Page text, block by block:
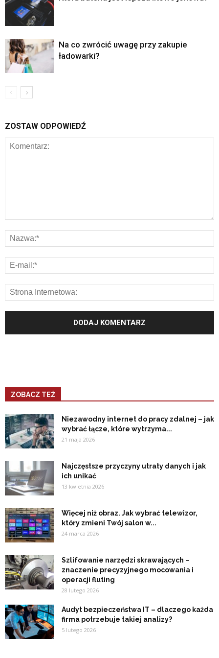
Na co zwrócić uwagę przy zakupie
ładowarki?
ZOSTAW ODPOWIEDŹ
ZOBACZ TEŻ
Niezawodny internet do pracy zdalnej – jak
wybrać łącze, które wytrzyma...
21 maja 2026
Najczęstsze przyczyny utraty danych i jak
ich unikać
13 kwietnia 2026
Więcej niż obraz. Jak wybrać telewizor,
który zmieni Twój salon w...
24 marca 2026
Szlifowanie narzędzi skrawających –
znaczenie precyzyjnego mocowania i
operacji fluting
28 lutego 2026
Audyt bezpieczeństwa IT – dlaczego każda
firma potrzebuje takiej analizy?
5 lutego 2026